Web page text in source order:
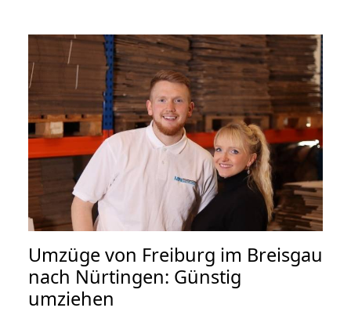
Umzüge von Freiburg im Breisgau
nach Nürtingen: Günstig
umziehen